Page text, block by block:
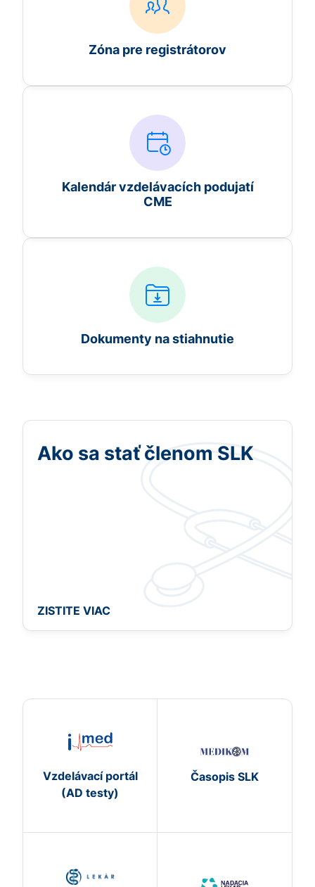
Zóna pre registrátorov
Kalendár vzdelávacích podujatí
CME
Dokumenty na stiahnutie
Ako sa stať členom SLK
ZISTITE VIAC
Vzdelávací portál
(AD testy)
Časopis SLK